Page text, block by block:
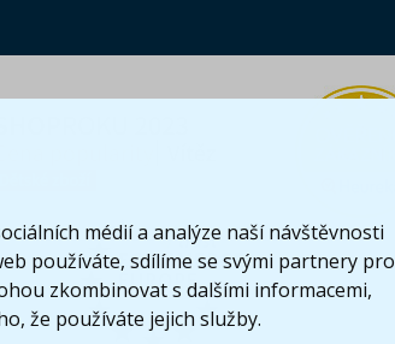
médií a analýze naší návštěvnosti
používáte, sdílíme se svými partnery pro
zkombinovat s dalšími informacemi,
že používáte jejich služby.